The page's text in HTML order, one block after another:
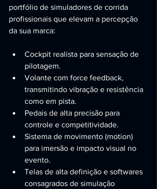
portfólio de simuladores de corrida
profissionais que elevam a percepção
da sua marca:
Cockpit realista para sensação de
pilotagem.
Volante com force feedback,
transmitindo vibração e resistência
como em pista.
Pedais de alta precisão para
controle e competitividade.
Sistema de movimento (motion)
para imersão e impacto visual no
evento.
Telas de alta definição e softwares
consagrados de simulação